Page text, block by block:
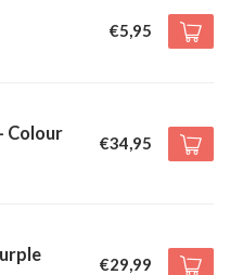
€5,95
Colour
€34,95
€29,99